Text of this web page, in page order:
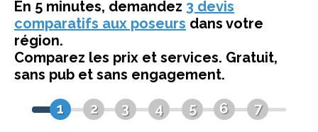
En 5 minutes, demandez 3 devis
comparatifs aux poseurs dans votre
région.
Comparez les prix et services. Gratuit,
sans pub et sans engagement.
1
2 3 4 5 6 7